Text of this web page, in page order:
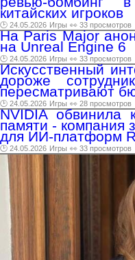
китайских игроков
🕑 24.05.2026 Игры 👀 33 просмотров
На Paris Major
на Unreal Engine 6
🕑 24.05.2026 Игры 👀 33 просмотров
Искусственный
дороже
пересматривают
🕑 24.05.2026 Игры 👀 28 просмотров
NVIDIA обвинила
памяти - компания
для ИИ-платформ
🕑 24.05.2026 Игры 👀 33 просмотров